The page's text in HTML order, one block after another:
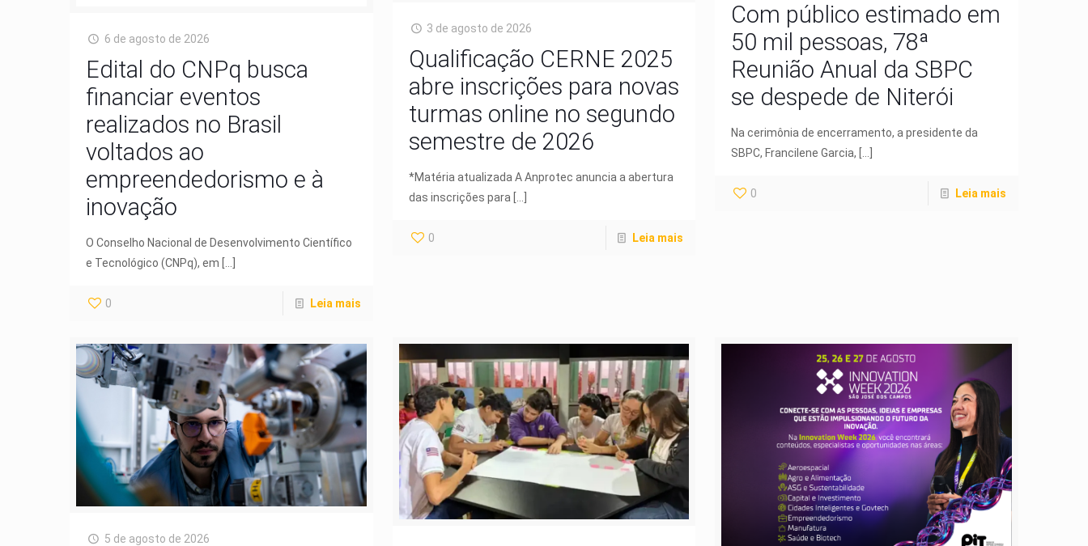
6 de agosto de 2026
Edital do CNPq busca
financiar eventos
realizados no Brasil
voltados ao
empreendedorismo e à
inovação
O Conselho Nacional de Desenvolvimento Científico
e Tecnológico (CNPq), em […]
0 Leia mais
3 de agosto de 2026
Qualificação CERNE 2025
abre inscrições para novas
turmas online no segundo
semestre de 2026
*Matéria atualizada A Anprotec anuncia a abertura
das inscrições para
0 Leia mais
Com público estimado em
50 mil pessoas, 78ª
Reunião Anual da SBPC
se despede de Niterói
Na cerimônia de encerramento, a presidente da
SBPC, Francilene Garcia,
0 Leia mais
5 de agosto de 2026